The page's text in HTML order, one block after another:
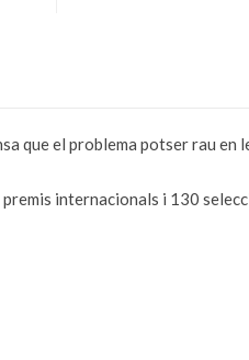
que el problema potser rau en
internacionals i 130